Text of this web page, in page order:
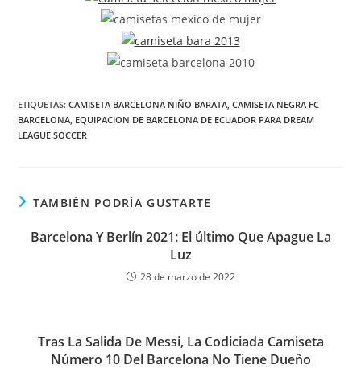
ETIQUETAS:CAMISETA BARCELONA NIÑO BARATA CAMISETA NEGRA FC
BARCELONA EQUIPACION DE BARCELONA DE ECUADOR PARA DREAM
LEAGUE SOCCER
TAMBIÉN PODRÍA GUSTARTE
Barcelona Y Berlín 2021: El último Que Apague La
Luz
28 de marzo de 2022
Tras La Salida De Messi, La Codiciada Camiseta
Número 10 Del Barcelona No Tiene Dueño